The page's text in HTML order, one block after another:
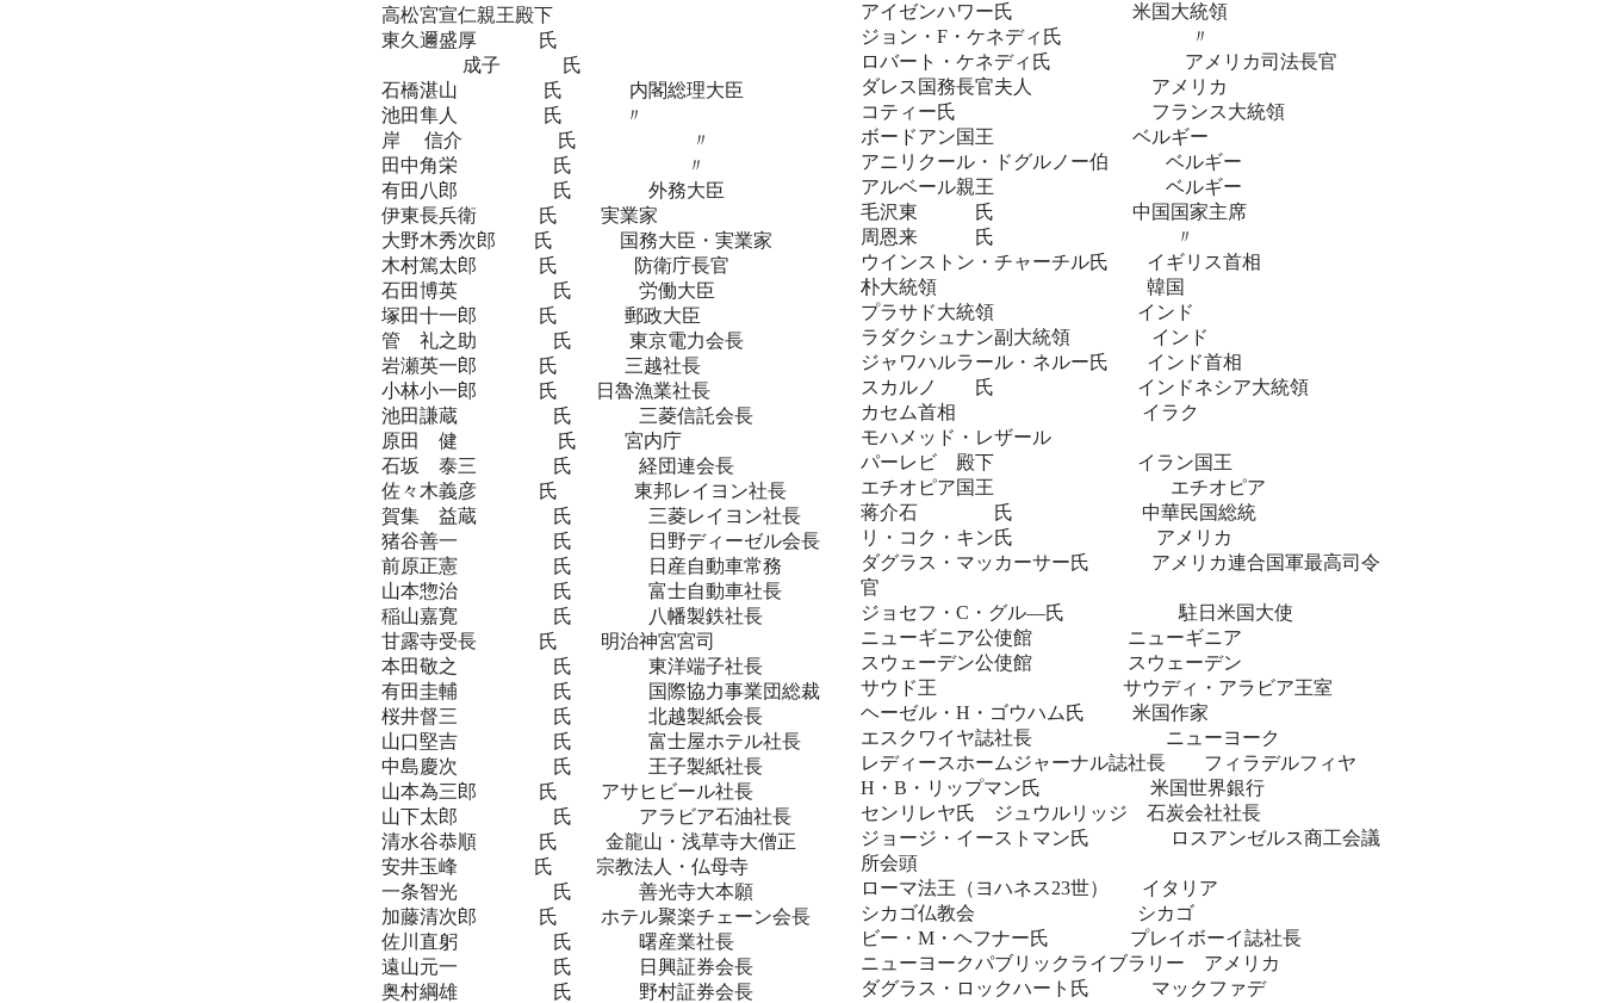
高松宮宣仁親王殿下
東久邇盛厚 氏
成子 氏
石橋湛山 氏 内閣総理大臣
池田隼人 氏 〃
岸 信介 氏 〃
田中角栄 氏 〃
有田八郎 氏 外務大臣
伊東長兵衛 氏 実業家
大野木秀次郎 氏 国務大臣・実業家
木村篤太郎 氏 防衛庁長官
石田博英 氏 労働大臣
塚田十一郎 氏 郵政大臣
管 礼之助 氏 東京電力会長
岩瀬英一郎 氏 三越社長
小林小一郎 氏 日魯漁業社長
池田謙蔵 氏 三菱信託会長
原田 健 氏 宮内庁
石坂 泰三 氏 経団連会長
佐々木義彦 氏 東邦レイヨン社長
賀集 益蔵 氏 三菱レイヨン社長
猪谷善一 氏 日野ディーゼル会長
前原正憲 氏 日産自動車常務
山本惣治 氏 富士自動車社長
稲山嘉寛 氏 八幡製鉄社長
甘露寺受長 氏 明治神宮宮司
本田敬之 氏 東洋端子社長
有田圭輔 氏 国際協力事業団総裁
桜井督三 氏 北越製紙会長
山口堅吉 氏 富士屋ホテル社長
中島慶次 氏 王子製紙社長
山本為三郎 氏 アサヒビール社長
山下太郎 氏 アラビア石油社長
清水谷恭順 氏 金龍山・浅草寺大僧正
安井玉峰 氏 宗教法人・仏母寺
一条智光 氏 善光寺大本願
加藤清次郎 氏 ホテル聚楽チェーン会長
佐川直躬 氏 曙産業社長
遠山元一 氏 日興証券会長
奥村綱雄 氏 野村証券会長
アイゼンハワー氏 米国大統領
ジョン・F・ケネディ氏 〃
ロバート・ケネディ氏 アメリカ司法長官
ダレス国務長官夫人 アメリカ
コティー氏 フランス大統領
ボードアン国王 ベルギー
アニリクール・ドグルノー伯 ベルギー
アルベール親王 ベルギー
毛沢東 氏 中国国家主席
周恩来 氏 〃
ウインストン・チャーチル氏 イギリス首相
朴大統領 韓国
プラサド大統領 インド
ラダクシュナン副大統領 インド
ジャワハルラール・ネルー氏 インド首相
スカルノ 氏 インドネシア大統領
カセム首相 イラク
モハメッド・レザール
パーレビ 殿下 イラン国王
エチオピア国王 エチオピア
蒋介石 氏 中華民国総統
リ・コク・キン氏 アメリカ
ダグラス・マッカーサー氏 アメリカ連合国軍最高司令
官
ジョセフ・C・グル―氏 駐日米国大使
ニューギニア公使館 ニューギニア
スウェーデン公使館 スウェーデン
サウド王 サウディ・アラビア王室
ヘーゼル・H・ゴウハム氏 米国作家
エスクワイヤ誌社長 ニューヨーク
レディースホームジャーナル誌社長 フィラデルフィヤ
H・B・リップマン氏 米国世界銀行
センリレヤ氏 ジュウルリッジ 石炭会社社長
ジョージ・イーストマン氏 ロスアンゼルス商工会議
所会頭
ローマ法王（ヨハネス23世） イタリア
シカゴ仏教会 シカゴ
ビー・M・ヘフナー氏 プレイボーイ誌社長
ニューヨークパブリックライブラリー アメリカ
ダグラス・ロックハート氏 マックファデ